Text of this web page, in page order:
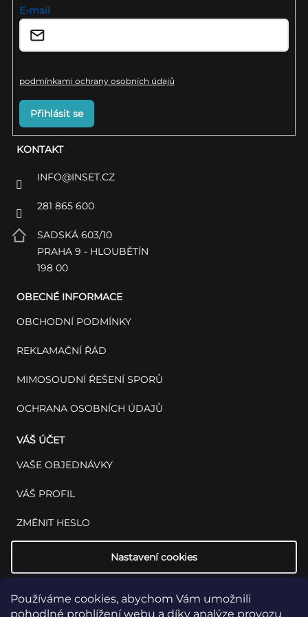
Používáme cookies, abychom Vám umožnili
pohodlné prohlížení webu a díky analýze provozu
KONTAKT
INFO@INSET.CZ
281 865 600
SADSKÁ 603/10
PRAHA 9 - HLOUBĚTÍN
198 00
OBECNÉ INFORMACE
OBCHODNÍ PODMÍNKY
REKLAMAČNÍ ŘÁD
MIMOSOUDNÍ ŘEŠENÍ SPORŮ
OCHRANA OSOBNÍCH ÚDAJŮ
VÁŠ ÚČET
VAŠE OBJEDNÁVKY
VÁŠ PROFIL
ZMĚNIT HESLO
Nastavení cookies
E-mail
podmínkami ochrany osobních údajů
Přihlásit se